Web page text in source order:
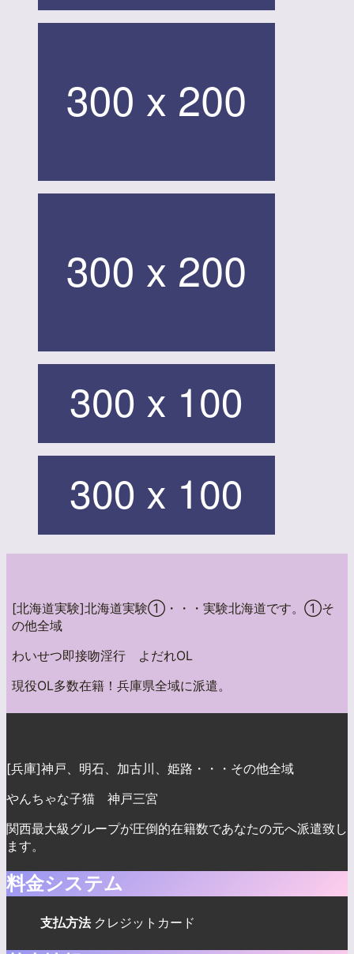
[北海道実験]北海道実験①・・・実験北海道です。①そ
の他全域
わいせつ即接吻淫行 よだれOL
現役OL多数在籍！兵庫県全域に派遣。
[兵庫]神戸、明石、加古川、姫路・・・その他全域
やんちゃな子猫 神戸三宮
関西最大級グループが圧倒的在籍数であなたの元へ派遣致し
ます。
料金システム
支払方法 クレジットカード